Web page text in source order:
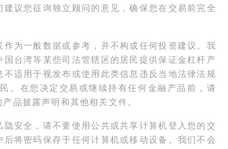
建议您征询独立顾问的意见，确保您在交易前完全
作为一般数据或参考，并不构成任何投资建议。我
国台湾等某些司法管辖区的居民提供保证金杠杆产
不适用于视发布或使用此类信息违反当地法律法规
。在您决定交易或继续持有任何金融产品前，请
品披露声明和其他相关文件。
隐安全，请不要使用公共或共享计算机登入您的交
将密码保存于任何计算机或移动设备。我们不会